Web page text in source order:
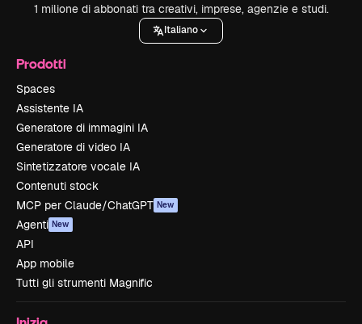
1 milione di abbonati tra creativi, imprese, agenzie e studi.
Italiano
Prodotti
Spaces
Assistente IA
Generatore di immagini IA
Generatore di video IA
Sintetizzatore vocale IA
Contenuti stock
MCP per Claude/ChatGPT New
Agenti New
API
App mobile
Tutti gli strumenti Magnific